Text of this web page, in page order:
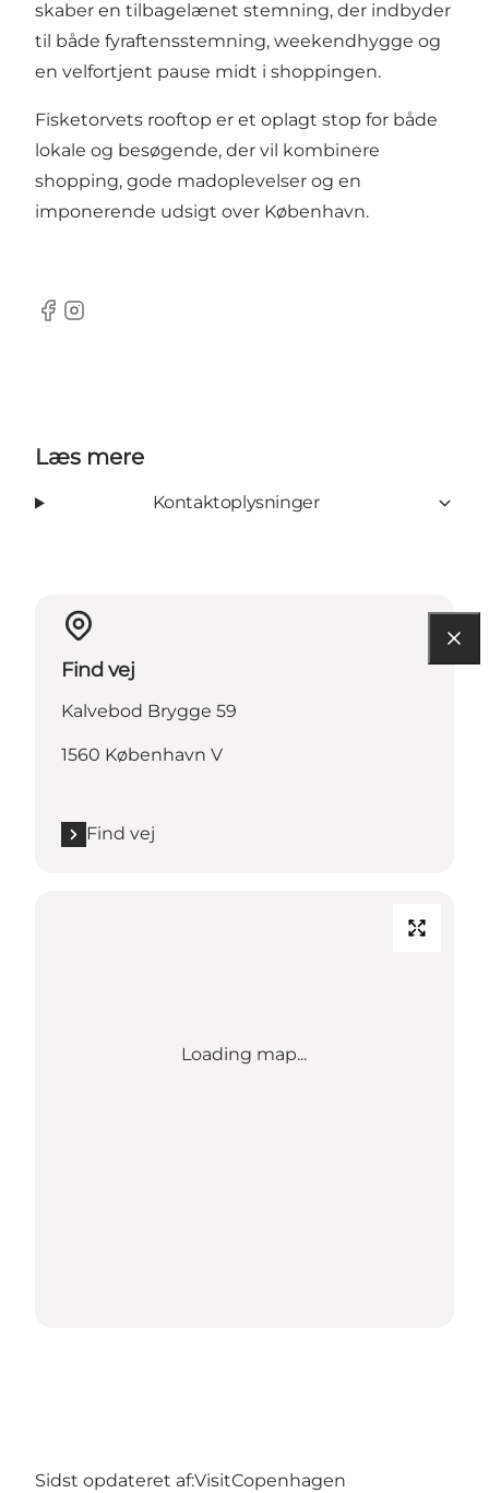
skaber en tilbagelænet stemning, der indbyder
til både fyraftensstemning, weekendhygge og
en velfortjent pause midt i shoppingen.
Fisketorvets rooftop er et oplagt stop for både
lokale og besøgende, der vil kombinere
shopping, gode madoplevelser og en
imponerende udsigt over København.
Facebook
Instagram
Læs mere
Kontaktoplysninger
Find vej
Kalvebod Brygge 59
1560 København V
Find vej
Loading map...
Sidst opdateret af:VisitCopenhagen